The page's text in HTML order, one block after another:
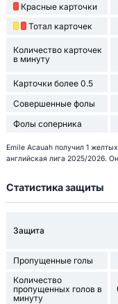
Красные карточки
Тотал карточек
Количество карточек
в минуту
Карточки более 0.5
Совершенные фолы
Фолы соперника
Emile Acauah получил 1
английская лига 2025/2026.
Статистика защиты
Защита
Пропущенные голы
Количество
пропущенных голов в
минуту